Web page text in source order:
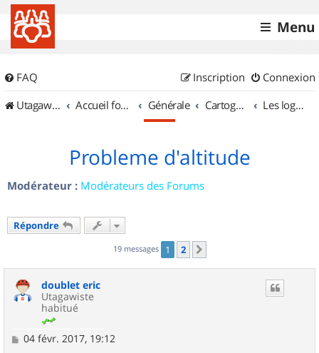
Menu
FAQ Connexion
Inscription
UtagawaVTT (Randos VTT et VTTAE avec traces GPS)
Accueil forum Générale Cartographie et GPS Les logiciels
Probleme d'altitude
Modérateur : Modérateurs des Forums
Répondre
19 messages 1 2
doublet eric
Utagawiste
habitué
M
04 févr. 2017, 19:12